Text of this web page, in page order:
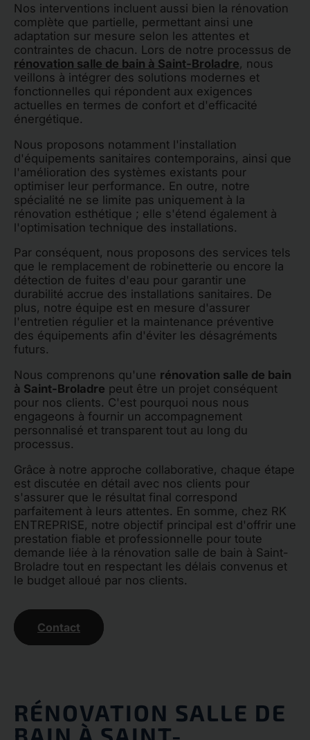
Nos interventions incluent aussi bien la rénovation
complète que partielle, permettant ainsi une
adaptation sur mesure selon les attentes et
contraintes de chacun. Lors de notre processus de
rénovation salle de bain à Saint-Broladre, nous
veillons à intégrer des solutions modernes et
fonctionnelles qui répondent aux exigences
actuelles en termes de confort et d'efficacité
énergétique.
Nous proposons notamment l'installation
d'équipements sanitaires contemporains, ainsi que
l'amélioration des systèmes existants pour
optimiser leur performance. En outre, notre
spécialité ne se limite pas uniquement à la
rénovation esthétique ; elle s'étend également à
l'optimisation technique des installations.
Par conséquent, nous proposons des services tels
que le remplacement de robinetterie ou encore la
détection de fuites d'eau pour garantir une
durabilité accrue des installations sanitaires. De
plus, notre équipe est en mesure d'assurer
l'entretien régulier et la maintenance préventive
des équipements afin d'éviter les désagréments
futurs.
Nous comprenons qu'une rénovation salle de bain
à Saint-Broladre peut être un projet conséquent
pour nos clients. C'est pourquoi nous nous
engageons à fournir un accompagnement
personnalisé et transparent tout au long du
processus.
Grâce à notre approche collaborative, chaque étape
est discutée en détail avec nos clients pour
s'assurer que le résultat final correspond
parfaitement à leurs attentes. En somme, chez RK
ENTREPRISE, notre objectif principal est d'offrir une
prestation fiable et professionnelle pour toute
demande liée à la rénovation salle de bain à Saint-
Broladre tout en respectant les délais convenus et
le budget alloué par nos clients.
Contact
RÉNOVATION SALLE DE